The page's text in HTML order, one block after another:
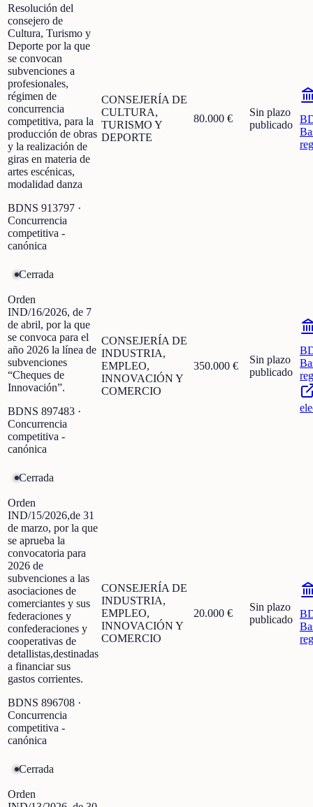
Resolución del
consejero de
Cultura, Turismo y
Deporte por la que
se convocan
subvenciones a
profesionales,
régimen de
concurrencia
competitiva, para la
producción de obras
y la realización de
giras en materia de
artes escénicas,
modalidad danza
BDNS 913797 ·
Concurrencia
competitiva -
canónica
CONSEJERÍA DE
CULTURA,
TURISMO Y
DEPORTE
80.000 €
Sin plazo
publicado
Cerrada
Orden
IND/16/2026, de 7
de abril, por la que
se convoca para el
año 2026 la línea de
subvenciones
“Cheques de
Innovación”.
BDNS 897483 ·
Concurrencia
competitiva -
canónica
CONSEJERÍA DE
INDUSTRIA,
EMPLEO,
INNOVACIÓN Y
COMERCIO
350.000 €
Sin plazo
publicado
Cerrada
Orden
IND/15/2026,de 31
de marzo, por la que
se aprueba la
convocatoria para
2026 de
subvenciones a las
asociaciones de
comerciantes y sus
federaciones y
confederaciones y
cooperativas de
detallistas,destinadas
a financiar sus
gastos corrientes.
BDNS 896708 ·
Concurrencia
competitiva -
canónica
CONSEJERÍA DE
INDUSTRIA,
EMPLEO,
INNOVACIÓN Y
COMERCIO
20.000 €
Sin plazo
publicado
Cerrada
Orden